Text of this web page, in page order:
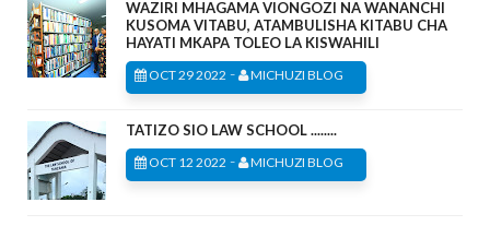
WAZIRI MHAGAMA VIONGOZI NA WANANCHI
KUSOMA VITABU, ATAMBULISHA KITABU CHA
HAYATI MKAPA TOLEO LA KISWAHILI
OCT 29 2022 - MICHUZI BLOG
TATIZO SIO LAW SCHOOL ........
OCT 12 2022 - MICHUZI BLOG